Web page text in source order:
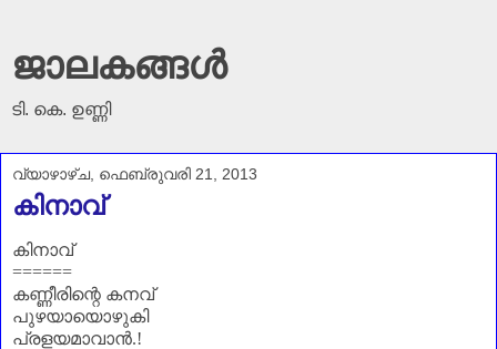
ജാലകങ്ങൾ
ടി. കെ. ഉണ്ണി
വ്യാഴാഴ്‌ച, ഫെബ്രുവരി 21, 2013
കിനാവ്
കിനാവ്
======
കണ്ണീരിന്റെ കനവ്
പുഴയായൊഴുകി
പ്രളയമാവാൻ.!